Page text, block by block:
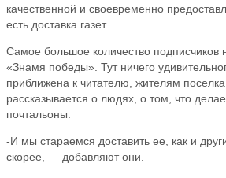
качественной и своевременно
есть доставка газет.
Самое большое количество подписчиков
«Знамя победы». Тут ничего
приближена к читателю, жителям
рассказывается о людях, о том, что
почтальоны.
-И мы стараемся доставить ее, как и
скорее, — добавляют они.